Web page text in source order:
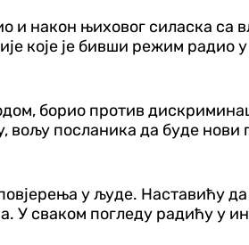
и након њиховог силаска са
је бивши режим радио у
борио против
вољу посланика да буде
у људе. Наставићу
У сваком погледу радићу у